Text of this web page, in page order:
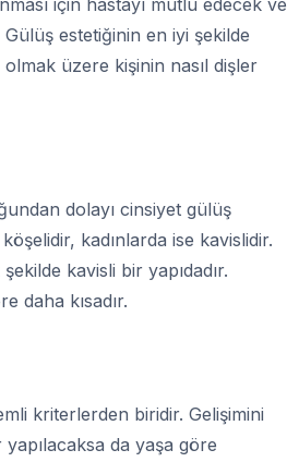
estetiğinin en iyi şekilde
üzere kişinin nasıl dişler
dolayı cinsiyet gülüş
kadınlarda ise kavislidir.
kavisli bir yapıdadır.
daha kısadır.
kriterlerden biridir. Gelişimini
yapılacaksa da yaşa göre